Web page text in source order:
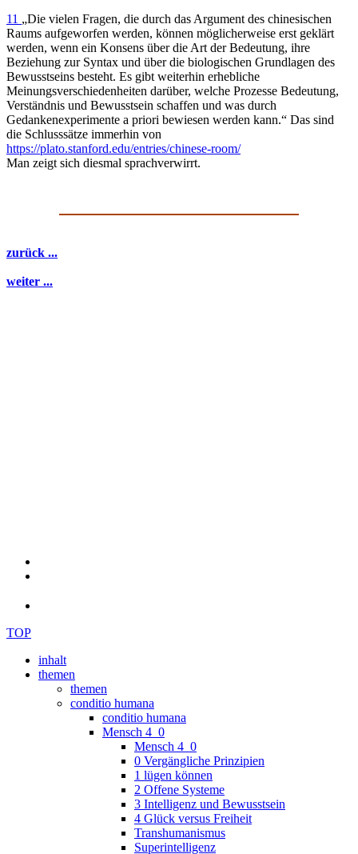
11 „Die vielen Fragen, die durch das Argument des chinesischen
Raums aufgeworfen werden, können möglicherweise erst geklärt
werden, wenn ein Konsens über die Art der Bedeutung, ihre
Beziehung zur Syntax und über die biologischen Grundlagen des
Bewusstseins besteht. Es gibt weiterhin erhebliche
Meinungsverschiedenheiten darüber, welche Prozesse Bedeutung,
Verständnis und Bewusstsein schaffen und was durch
Gedankenexperimente a priori bewiesen werden kann.“ Das sind
die Schlusssätze immerhin von
https://plato.stanford.edu/entries/chinese-room/
Man zeigt sich diesmal sprachverwirrt.
zurück ...
weiter ...
TOP
inhalt
themen
themen
conditio humana
conditio humana
Mensch 4_0
Mensch 4_0
0 Vergängliche Prinzipien
1 lügen können
2 Offene Systeme
3 Intelligenz und Bewusstsein
4 Glück versus Freiheit
Transhumanismus
Superintelligenz